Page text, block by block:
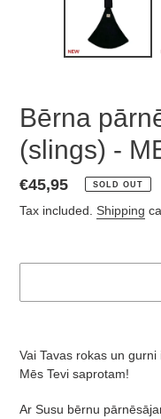
Bērna
(slings) -
Regular
price
€45,95 SOLD OUT
Tax included. Shipping
cart
Vai Tavas rokas un
Mēs Tevi saprotam!
Ar Susu bērnu